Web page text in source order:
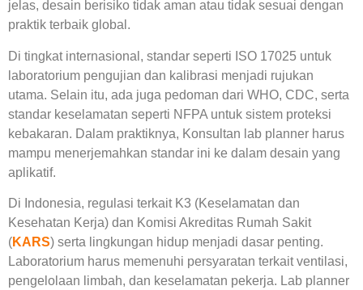
jelas, desain berisiko tidak aman atau tidak sesuai dengan
praktik terbaik global.
Di tingkat internasional, standar seperti ISO 17025 untuk
laboratorium pengujian dan kalibrasi menjadi rujukan
utama. Selain itu, ada juga pedoman dari WHO, CDC, serta
standar keselamatan seperti NFPA untuk sistem proteksi
kebakaran. Dalam praktiknya, Konsultan lab planner harus
mampu menerjemahkan standar ini ke dalam desain yang
aplikatif.
Di Indonesia, regulasi terkait K3 (Keselamatan dan
Kesehatan Kerja) dan Komisi Akreditas Rumah Sakit
(KARS) serta lingkungan hidup menjadi dasar penting.
Laboratorium harus memenuhi persyaratan terkait ventilasi,
pengelolaan limbah, dan keselamatan pekerja. Lab planner